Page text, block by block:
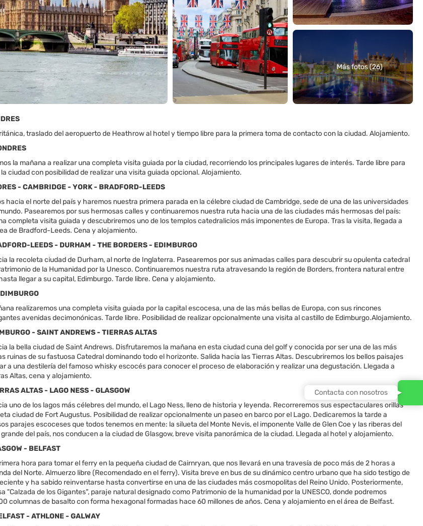
Más fotos (26)
traslado del aeropuerto de Heathrow al hotel y tiempo libre para la primera toma de contacto con la ciudad. Alojamiento.
la mañana a realizar una completa visita guiada por la ciudad, recorriendo los principales lugares de interés. Tarde libre para
ciudad con posibilidad de realizar una visita guiada opcional. Alojamiento.
- CAMBRIDGE - YORK - BRADFORD-LEEDS
hacia el norte del país y haremos nuestra primera parada en la célebre ciudad de Cambridge, sede de una de las universidades
Pasearemos por sus hermosas calles y continuaremos nuestra ruta hacia una de las ciudades más hermosas del país:
completa visita guiada y descubriremos uno de los templos catedralicios más imponentes de Europa. Tras la visita, llegada a
de Bradford-Leeds. Cena y alojamiento.
LEEDS - DURHAM - THE BORDERS - EDIMBURGO
la recoleta ciudad de Durham, al norte de Inglaterra. Pasearemos por sus animadas calles para descubrir su opulenta catedral
de la Humanidad por la Unesco. Continuaremos nuestra ruta atravesando la región de Borders, frontera natural entre
llegar a su capital, Edimburgo. Tarde libre. Cena y alojamiento.
realizaremos una completa visita guiada por la capital escocesa, una de las más bellas de Europa, con sus rincones
avenidas decimonónicas. Tarde libre. Posibilidad de realizar opcionalmente una visita al castillo de Edimburgo.Alojamiento.
- SAINT ANDREWS - TIERRAS ALTAS
la bella ciudad de Saint Andrews. Disfrutaremos la mañana en esta ciudad cuna del golf y conocida por ser una de las más
ruinas de su fastuosa Catedral dominando todo el horizonte. Salida hacia las Tierras Altas. Descubriremos los bellos paisajes
a una destilería del famoso whisky escocés para conocer el proceso de elaboración y realizar una degustación. Llegada a
Altas, cena y alojamiento.
ALTAS - LAGO NESS - GLASGOW
uno de los lagos más célebres del mundo, el Lago Ness, lleno de historia y leyenda. Recorreremos sus espectaculares orillas
ciudad de Fort Augustus. Posibilidad de realizar opcionalmente un paseo en barco por el Lago. Dedicaremos la tarde a
parajes escoceses que todos tenemos en mente: la silueta del Monte Nevis, el imponente Valle de Glen Coe y las riberas del
del país, nos conducen a la ciudad de Glasgow, breve visita panorámica de la ciudad. Llegada al hotel y alojamiento.
- BELFAST
hora para tomar el ferry en la pequeña ciudad de Cairnryan, que nos llevará en una travesía de poco más de 2 horas a
del Norte. Almuerzo libre (Recomendado en el ferry). Visita breve en bus de su dinámico centro urbano que ha sido testigo de
y ha sabido reinventarse hasta convertirse en una de las ciudades más cosmopolitas del Reino Unido. Posteriormente,
"Calzada de los Gigantes", paraje natural designado como Patrimonio de la humanidad por la UNESCO, donde podremos
columnas de basalto con forma hexagonal formadas hace 60 millones de años. Cena y alojamiento en el área de Belfast.
- ATHLONE - GALWAY
Contacta con nosotros